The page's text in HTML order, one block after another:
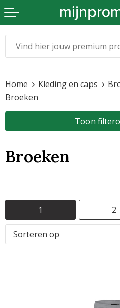
Kleding & caps
Sportkleding
Tassen en reizen
Bloemen en planten
Horeca
Sinterklaas
Voetbal, EK en WK
Home Kleding en caps
Broeken
Toon
Broeken
1 2